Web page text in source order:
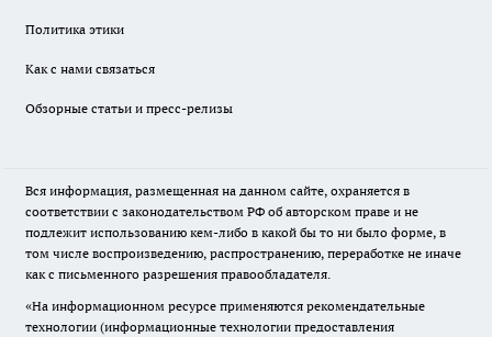
Политика этики
Как с нами связаться
Обзорные статьи и пресс-релизы
Вся информация, размещенная на данном сайте, охраняется в
соответствии с законодательством РФ об авторском праве и не
подлежит использованию кем-либо в какой бы то ни было форме, в
том числе воспроизведению, распространению, переработке не иначе
как с письменного разрешения правообладателя.
«На информационном ресурсе применяются рекомендательные
технологии (информационные технологии предоставления